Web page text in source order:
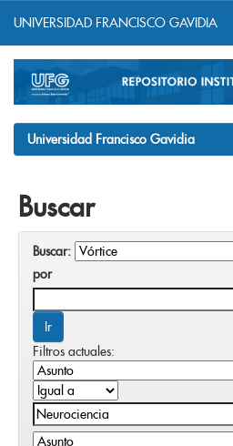
navigation
UNIVERSIDAD FRANCISCO GAVIDIA
Universidad Francisco Gavidia
Buscar
Buscar:
por
Filtros actuales: